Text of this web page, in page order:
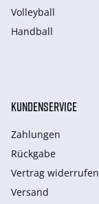
Volleyball
Handball
KUNDENSERVICE
Zahlungen
Rückgabe
Vertrag widerrufen
Versand